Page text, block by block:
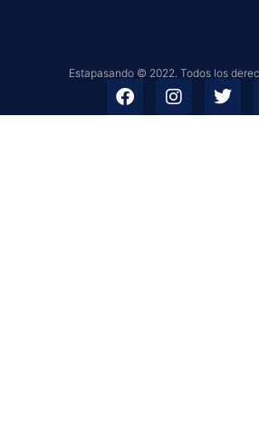
Estapasando © 2022. Todos los